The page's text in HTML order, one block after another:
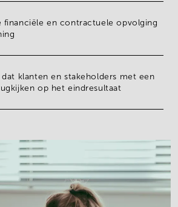
financiële en contractuele opvolging
klanten en stakeholders met een
op het eindresultaat